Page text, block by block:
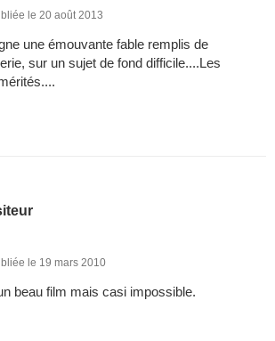
le 20 août 2013
une émouvante fable remplis de
sur un sujet de fond difficile....Les
le 19 mars 2010
beau film mais casi impossible.